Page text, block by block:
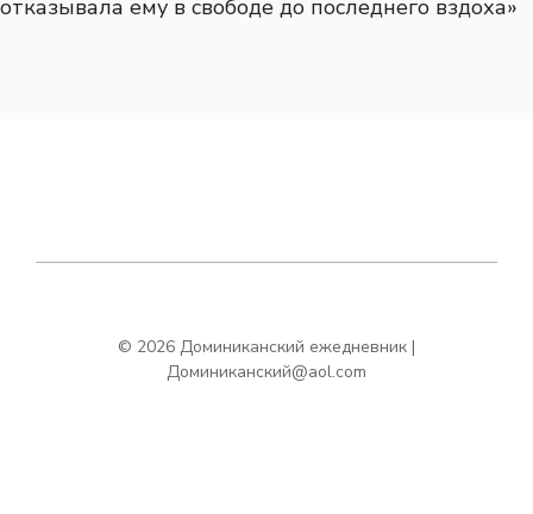
отказывала ему в свободе до последнего вздоха»
© 2026 Доминиканский ежедневник |
Доминиканский@aol.com